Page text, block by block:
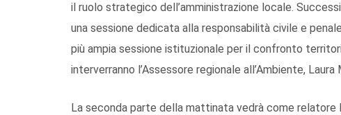
il ruolo strategico dell’amministrazione locale.
una sessione dedicata alla responsabilità civile e
più ampia sessione istituzionale per il confronto
interverranno l’Assessore regionale all’Ambiente,
La seconda parte della mattinata vedrà come relatore